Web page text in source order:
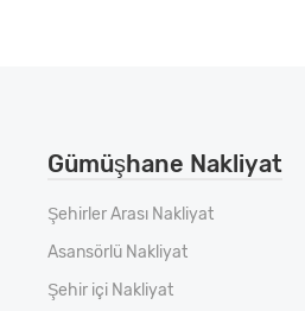
Gümüşhane Nakliyat
Şehirler Arası Nakliyat
Asansörlü Nakliyat
Şehir içi Nakliyat